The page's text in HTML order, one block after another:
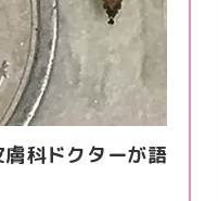
科ドクターが語